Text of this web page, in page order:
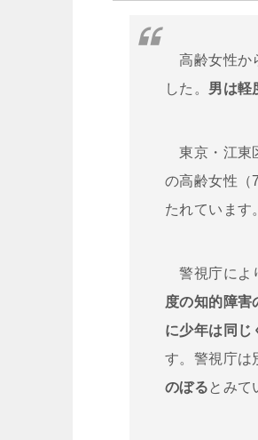
高齢女性か
した。 男は軽
東京・江東
の高齢女性（
たれています
警視庁によ
度の知的障害
に少年は同じ
す。警視庁は
のぼる とみて